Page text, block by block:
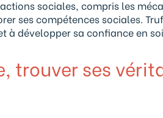
sociales, compris les
ses compétences sociales.
à développer sa confiance en soi.
trouver ses